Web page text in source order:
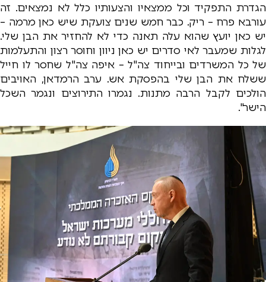
הגדרת התפקיד וכל ממצאיו והצעותיו כלל לא נמצאים. זה
עורבא פרח – ריק. כבר חמש שנים צועקת שיש כאן מרמה –
יש כאן יועץ שהוא עלה תאנה כדי לא להחזיר את הבן שלי.
לגלות שמעבר לאי סדרים יש כאן ניוון וחוסר רצון והתעלמות
של כל המשרדים ובייחוד צה"ל – איפה צה"ל שחסר לו חייל
ששלח את הבן שלי בהפסקת אש. ערב הרמדאן, האויבים
הולכים לקבל הרבה מתנות. נגמרו התירוצים ונגמר השכל
הישר".